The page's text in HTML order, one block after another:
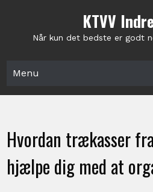
KTVV
Når kun det bedste er godt
Menu
Hvordan trækasser
hjælpe dig med at